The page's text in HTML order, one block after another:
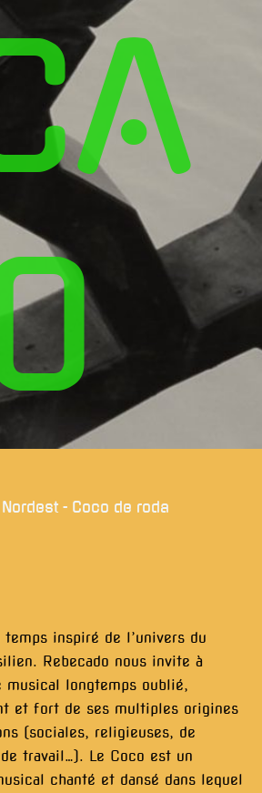
Nordest - Coco de roda
temps inspiré de l’univers du
Rebecado nous invite à
musical longtemps oublié,
et fort de ses multiples origines
(sociales, religieuses, de
travail…). Le Coco est un
chanté et dansé dans lequel